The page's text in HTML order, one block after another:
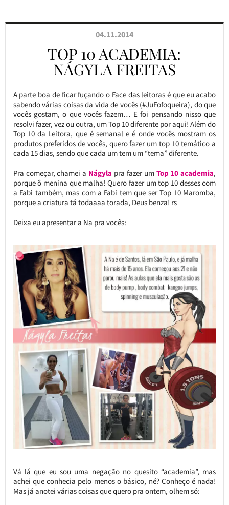
04.11.2014
TOP 10 ACADEMIA:
NÁGYLA FREITAS
A parte boa de ficar fuçando o Face das leitoras é que eu acabo
sabendo várias coisas da vida de vocês (#JuFofoqueira), do que
vocês gostam, o que vocês fazem… E foi pensando nisso que
resolvi fazer, vez ou outra, um Top 10 diferente por aqui! Além do
Top 10 da Leitora, que é semanal e é onde vocês mostram os
produtos preferidos de vocês, quero fazer um top 10 temático a
cada 15 dias, sendo que cada um tem um “tema” diferente.
Pra começar, chamei a Nágyla pra fazer um Top 10 academia,
porque ô menina que malha! Quero fazer um top 10 desses com
a Fabi também, mas com a Fabi tem que ser Top 10 Maromba,
porque a criatura tá todaaaa torada, Deus benza! rs
Deixa eu apresentar a Na pra vocês:
Vá lá que eu sou uma negação no quesito “academia”, mas
achei que conhecia pelo menos o básico, né? Conheço é nada!
Mas já anotei várias coisas que quero pra ontem, olhem só: